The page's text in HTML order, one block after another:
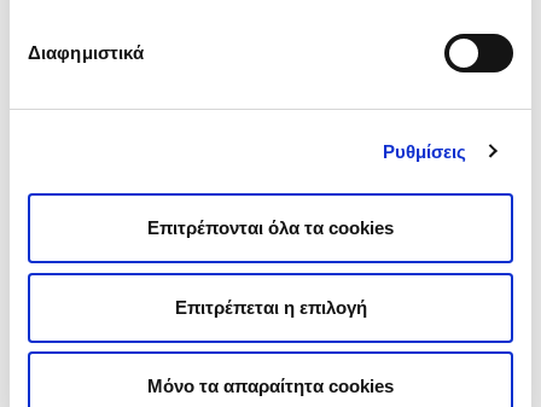
Διαφημιστικά
Ρυθμίσεις
Επιτρέπονται όλα τα cookies
Επιτρέπεται η επιλογή
Μόνο τα απαραίτητα cookies
#6 Ο προσωπικός γιατρός
και εφήβων θα καλύπτονται δωρεάν από τους:
Διαθέσιμους παιδιάτρους των δημόσιων δομών
Με δαπάνη των γονέων από τους ιδιώτες
παιδιάτρους ή